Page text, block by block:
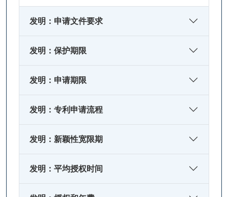
发明：申请文件要求
发明：保护期限
发明：申请期限
发明：专利申请流程
发明：新颖性宽限期
发明：平均授权时间